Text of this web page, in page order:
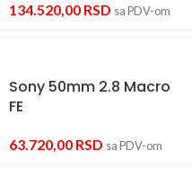
134.520,00 RSD sa PDV-om
Sony 50mm 2.8 Macro
FE
63.720,00 RSD sa PDV-om